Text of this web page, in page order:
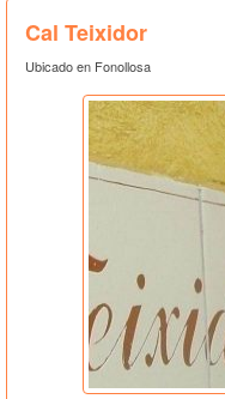
Cal Teixidor
Ubicado en Fonollosa